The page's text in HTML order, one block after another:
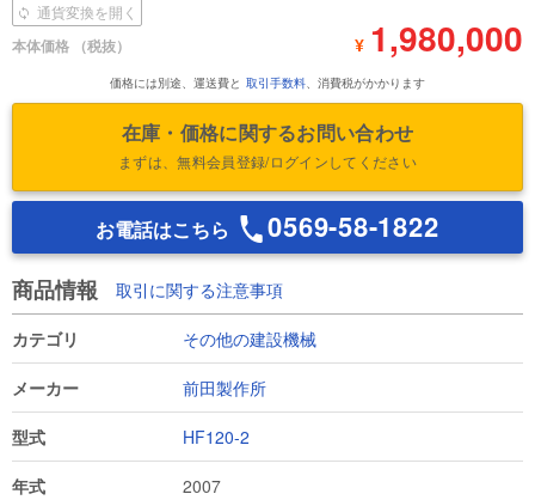
本体価格 （税抜） ¥ 1,980,000
通貨変換を開く
価格には別途、運送費と 取引手数料、消費税がかかります
在庫・価格に関するお問い合わせ
まずは、無料会員登録/ログインしてください
お電話はこちら 0569-58-1822
商品情報 取引に関する注意事項
カテゴリ その他の建設機械
メーカー 前田製作所
型式 HF120-2
年式 2007